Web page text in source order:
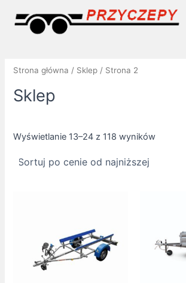
Strona główna / Sklep / Strona 2
Sklep
Wyświetlanie 13–24 z 118 wyników
według
ceny:
od